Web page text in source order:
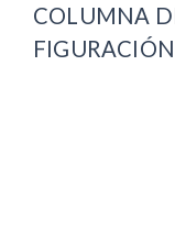
COLUMNA